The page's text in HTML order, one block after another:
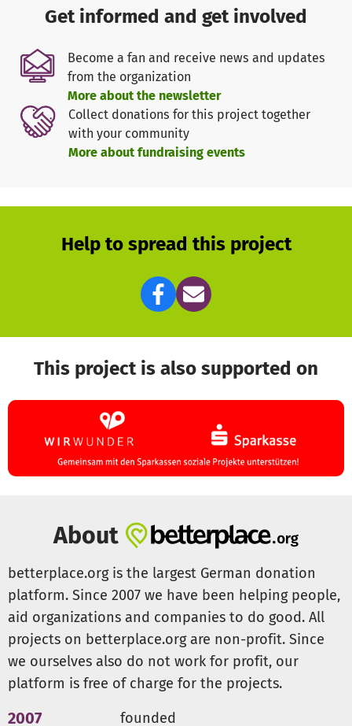
und durch Spenden unterstützt. Die Kosten für die
Versorgung und Betreuung im Hospiz werden zu 95 Prozent
durch die Kranken- und Pflegekassen finanziert. Ein
Eigenanteil fällt für unsere Gäste nicht an. Die restlichen 5
Prozent der laufenden Kosten müssen wir durch
Eigenmittel decken. Sie können uns mit Ihrer Spende
dabei helfen, schwerstkranken und sterbenden Menschen
auf ihrem letzten Lebensweg viele schöne Momente und
ein Gefühl der Geborgenheit zu schenken.
in gemeinsamer diakonischer und kommunaler
Trägerschaft. Gesellschafter sind das Albertinen-
Diakoniewerk, die Stadt Norderstedt und die Gemeinde
Get informed and get involved
Become a fan and receive news and updates
from the organization
More about the newsletter
Collect donations for this project together
with your community
More about fundraising events
Help to spread this project
This project is also supported on
About
betterplace.org is the largest German donation
platform. Since 2007 we have been helping people,
aid organizations and companies to do good. All
projects on betterplace.org are non-profit. Since
we ourselves also do not work for profit, our
platform is free of charge for the projects.
2007 founded